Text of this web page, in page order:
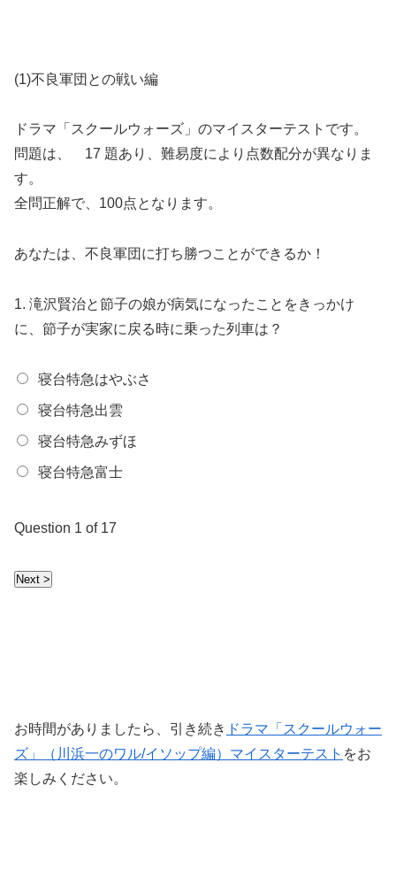
(1)不良軍団との戦い編
ドラマ「スクールウォーズ」のマイスターテストです。
問題は、 17 題あり、難易度により点数配分が異なりま
す。
全問正解で、100点となります。
あなたは、不良軍団に打ち勝つことができるか！
1. 滝沢賢治と節子の娘が病気になったことをきっかけ
に、節子が実家に戻る時に乗った列車は？
寝台特急はやぶさ
寝台特急出雲
寝台特急みずほ
寝台特急富士
Question 1 of 17
お時間がありましたら、引き続き ドラマ「スクールウォー
ズ」（川浜一のワル/イソップ編）マイスターテスト をお
楽しみください。